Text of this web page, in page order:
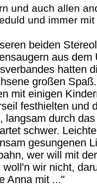
und auch allen
und immer
beiden
aus
hatten
großen
mit einigen
festhielten und
langsam durch
schwer.
gesungenen
wer will mit
woll'n wir nicht,
Anna mit ..."